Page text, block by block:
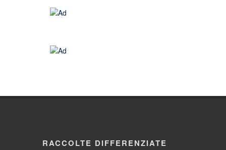
RACCOLTE DIFFERENZIATE